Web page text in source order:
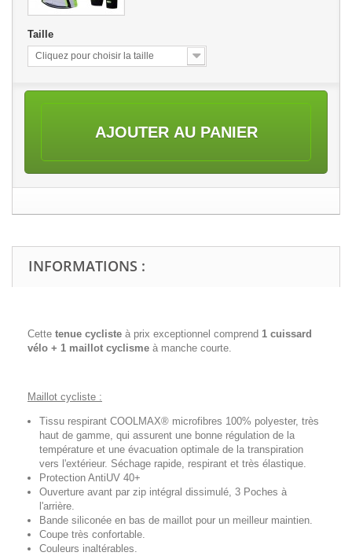
Taille
Cliquez pour choisir la taille
AJOUTER AU PANIER
INFORMATIONS :
Cette tenue cycliste à prix exceptionnel comprend 1 cuissard
vélo + 1 maillot cyclisme à manche courte.
Maillot cycliste :
Tissu respirant COOLMAX® microfibres 100% polyester, très
haut de gamme, qui assurent une bonne régulation de la
température et une évacuation optimale de la transpiration
vers l'extérieur. Séchage rapide, respirant et très élastique.
Protection AntiUV 40+
Ouverture avant par zip intégral dissimulé, 3 Poches à
l'arrière.
Bande siliconée en bas de maillot pour un meilleur maintien.
Coupe très confortable.
Couleurs inaltérables.